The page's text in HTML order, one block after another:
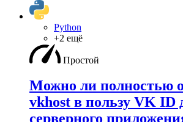
Python
+2 ещё
Простой
Можно ли полностью
vkhost в пользу VK ID
серверного